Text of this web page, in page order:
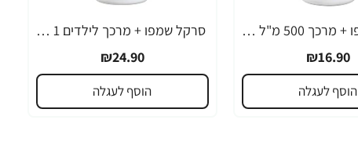
סרקל שמפו + מרכך 500 מ"ל - ד"ר פישר
₪16.90
הוסף לעגלה
סרקל שמפו + מרכך לילדים 1 ליטר - ד"ר פישר
₪24.90
הוסף לעגלה